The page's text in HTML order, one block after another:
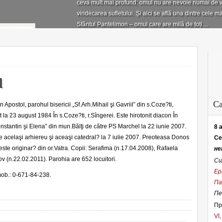
ceva mult mai profund: omul nu are nevoie numai de
vindecarea sufletului. Și aici se află una dintre cele
Sfântul Pantelimon – omul care are milă de toți....
„Mila păcii, jertfă laudei” –
pentru cor mixt și cor omogen
4 августа 2026
nostru Iisus Hristos și dragostea lui Dumnezeu și
cu voi cu toți. Strana: Și cu duhul tău. Preotul: Sus să
Parteneriat între Biserică și
sprijinul copiilor vulnerabili
MINISTERUL MUNCII ȘI PROTECȚIEI SOCIALE AL
TERITORIALĂ DE ASISTENȚĂ SOCIALĂ NORD-
Arhiepiscop de Bălţi şi Făleşti, Eparhia de Bălţi şi
Apostol, parohul bisericii „Sf.Arh.Mihail şi Gavriil” din s.Coze?ti,
la 23 august 1984 În s.Coze?ti, r.Sîngerei. Este hirotonit diacon În
şi Elena” din mun.Bălţi de către PS Marchel la 22 iunie 2007.
acelaşi arhiereu şi aceaşi catedral? la 7 iulie 2007. Preoteasa Donos
originar? din or.Vatra. Copii: Serafima (n.17.04.2008), Rafaela
(n.22.02.2011). Parohia are 652 locuitori.
0-671-84-238.
8